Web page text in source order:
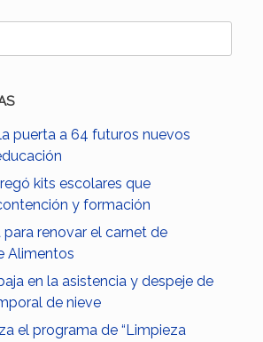
puerta a 64 futuros nuevos
kits escolares que
y formación
para renovar el carnet de
Alimentos
en la asistencia y despeje de
de nieve
el programa de “Limpieza